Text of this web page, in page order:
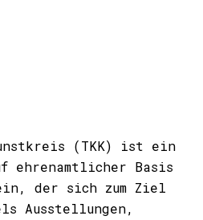
(TKK) ist ein
ehrenamtlicher Basis
der sich zum Ziel
Ausstellungen,